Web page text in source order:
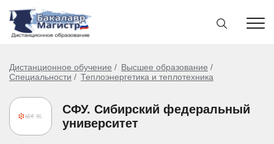
Дистанционное обучение
Высшее образование
Специальности
Теплоэнергетика и теплотехника
СФУ. Сибирский федеральный
университет